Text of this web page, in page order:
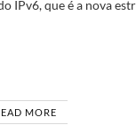
IPv6, que é a nova
MORE